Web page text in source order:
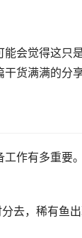
会觉得这只
货满满的分享
作有多重要。
去，稀有鱼